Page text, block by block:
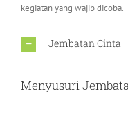
kegiatan yang wajib dicoba.
Jembatan Cinta
Menyusuri